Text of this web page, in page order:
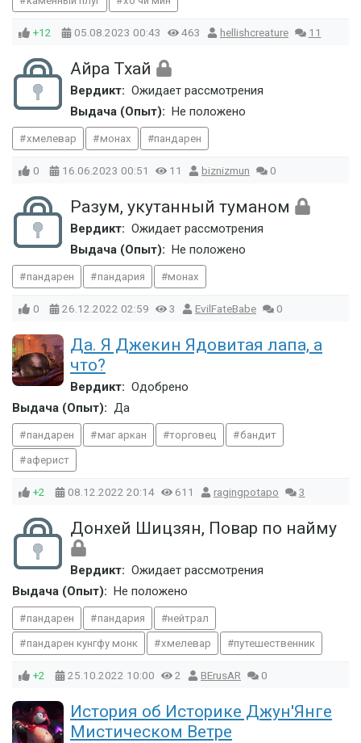
+12 05.08.2023 00:43 463 hellishcreature 11
Айра Тхай
Вердикт: Ожидает рассмотрения
Выдача (Опыт):
Не положено
хмелевар монах пандарен
0 16.06.2023 00:51 11 biznizmun 0
Разум, укутанный туманом
Вердикт: Ожидает рассмотрения
Выдача (Опыт):
Не положено
пандарен пандария монах
0 26.12.2022 02:59 3 EvilFateBabe 0
Да. Я Джекин Ядовитая лапа, а
что?
Вердикт: Одобрено
Выдача (Опыт): Да
пандарен маг аркан торговец бандит
аферист
+2 08.12.2022 20:14 611 ragingpotapo 3
Донхей Шицзян, Повар по найму
Вердикт: Ожидает рассмотрения
Выдача (Опыт):
Не положено
пандарен пандария нейтрал
пандарен кунгфу монк хмелевар путешественник
+2 25.10.2022 10:00 2 BErusAR 0
История об Историке Джун'Янге
Мистическом Ветре